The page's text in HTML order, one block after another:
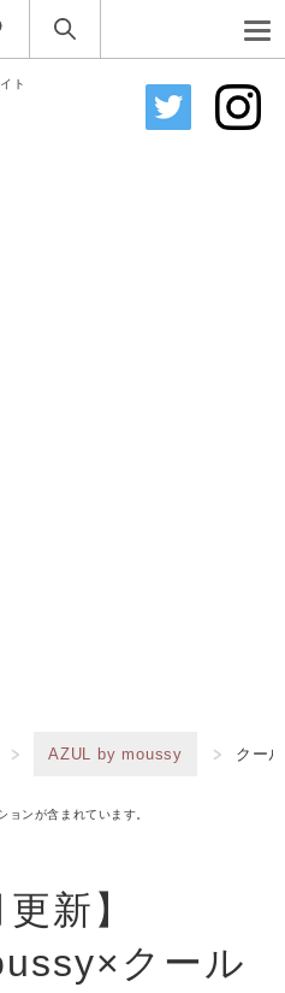
ト
AZUL by moussy クー
ョンが含まれています。
新】
クール